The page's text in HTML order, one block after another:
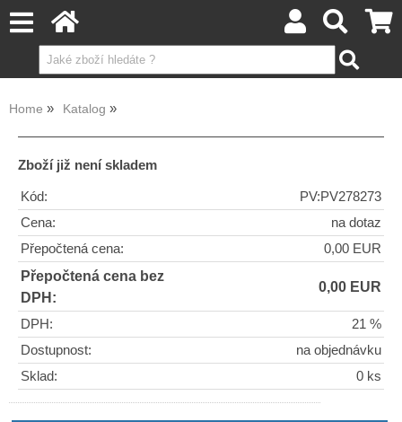
Home Katalog
Zboží již není skladem
Kód:
PV:PV278273
Cena:
na dotaz
Přepočtená cena:
0,00 EUR
Přepočtená cena bez
DPH:
0,00 EUR
DPH:
21 %
Dostupnost:
na objednávku
Sklad:
0 ks